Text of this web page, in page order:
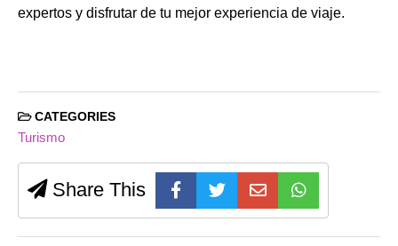
expertos y disfrutar de tu mejor experiencia de viaje.
CATEGORIES
Turismo
Share This